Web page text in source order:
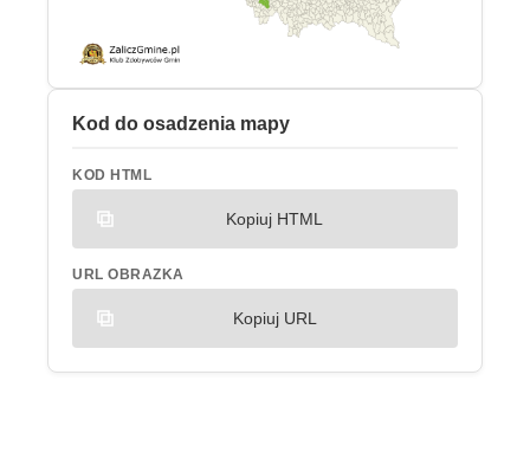
Kod do osadzenia mapy
KOD HTML
Kopiuj HTML
URL OBRAZKA
Kopiuj URL